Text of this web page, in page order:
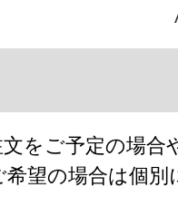
をご予定の場合
望の場合は個別